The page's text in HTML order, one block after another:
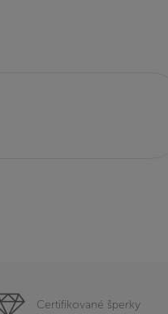
Certifikované šperky